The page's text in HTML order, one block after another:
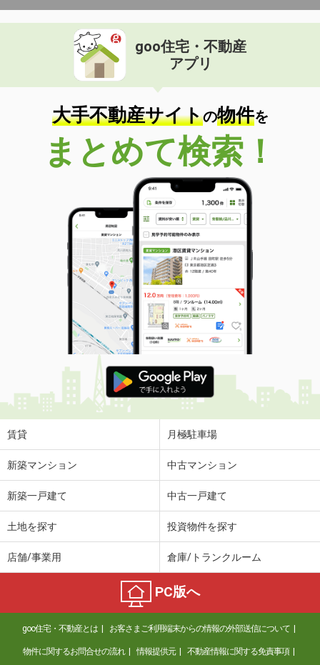
goo住宅・不動産
アプリ
大手不動産サイトの物件を
まとめて検索！
賃貸 月極駐車場
新築マンション 中古マンション
新築一戸建て 中古一戸建て
土地を探す 投資物件を探す
店舗/事業用 倉庫/トランクルーム
PC版へ
goo住宅・不動産とは お客さまご利用端末からの情報の外部送信について
物件に関するお問合せの流れ 情報提供元 不動産情報に関する免責事項